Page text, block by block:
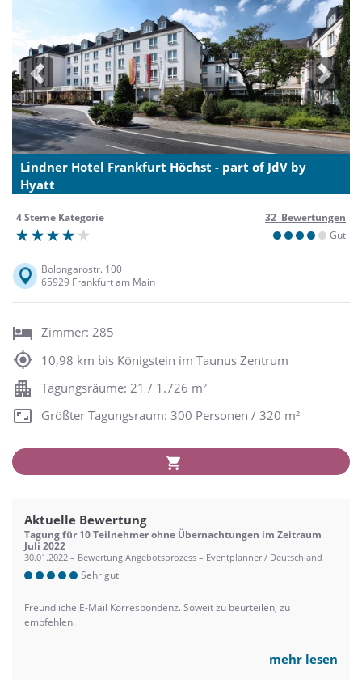
Previous Next
Lindner Hotel Frankfurt Höchst - part of JdV by
Hyatt
4 Sterne Kategorie
32 Bewertungen
Gut
Bolongarostr. 100
65929 Frankfurt am Main
Zimmer: 285
10,98 km bis Königstein im Taunus Zentrum
Tagungsräume: 21 / 1.726 m²
Größter Tagungsraum: 300 Personen / 320 m²
Aktuelle Bewertung
Tagung für 10 Teilnehmer ohne Übernachtungen im Zeitraum
Juli 2022
30.01.2022 – Bewertung Angebotsprozess – Eventplanner / Deutschland
Sehr gut
Freundliche E-Mail Korrespondenz. Soweit zu beurteilen, zu
empfehlen.
mehr lesen